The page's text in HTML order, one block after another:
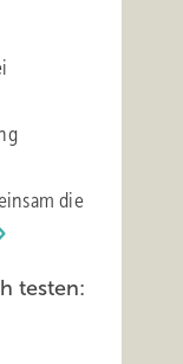
die
testen: